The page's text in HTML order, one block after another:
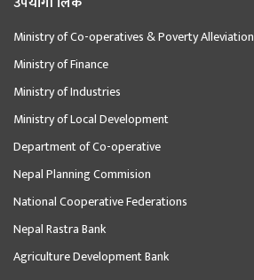
Ministry of Co-operatives & Poverty Alleviation
Ministry of Finance
Ministry of Industries
Ministry of Local Development
Department of Co-operative
Nepal Planning Commision
National Cooperative Federations
Nepal Rastra Bank
Agriculture Development Bank